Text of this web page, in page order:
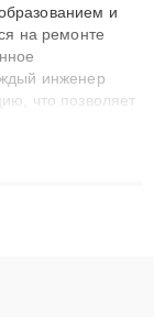
и
на ремонте
инженер
что позволяет
мастера